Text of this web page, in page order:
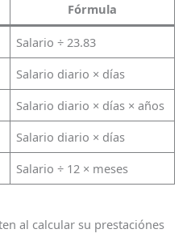
Fórmula
Salario ÷ 23.83
Salario diario × días
Salario diario × días × años
Salario diario × días
Salario ÷ 12 × meses
al calcular su prestaciónes